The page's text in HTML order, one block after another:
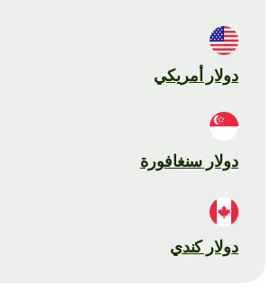
دولار أمريكي
دولار سنغافورة
دولار كندي